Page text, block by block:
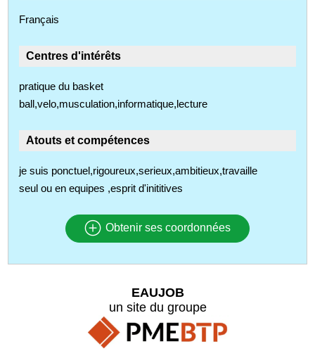
Français
Centres d'intérêts
pratique du basket
ball,velo,musculation,informatique,lecture
Atouts et compétences
je suis ponctuel,rigoureux,serieux,ambitieux,travaille
seul ou en equipes ,esprit d'inititives
Obtenir ses coordonnées
EAUJOB
un site du groupe